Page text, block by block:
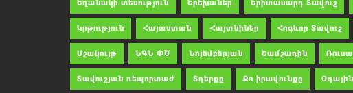
Եղանակի տեսություն Երեխաներ Երիտասարդ Տավուշ
Կրթություն Հայաստան Հայտնիներ Հոգևոր Տավուշ
Մշակույթ ՆԳՆ ՓԾ Նոյեմբերյան Շամշադին
Տավուշյան ռեպորտաժ Տղերքը Քո իրավունքը